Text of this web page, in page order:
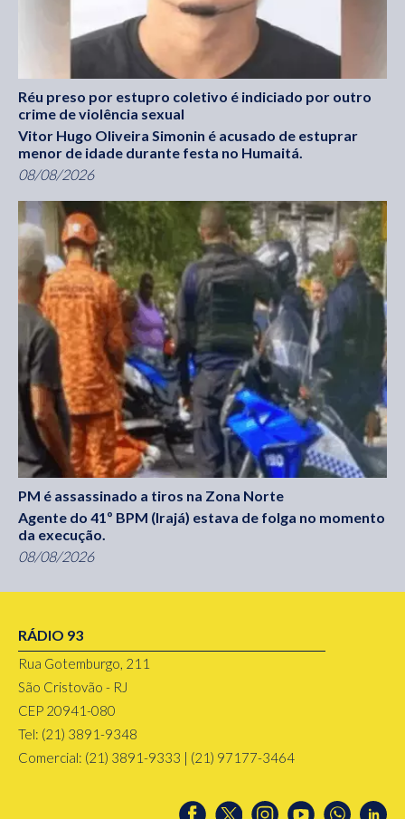
Réu preso por estupro coletivo é indiciado por outro
crime de violência sexual
Vitor Hugo Oliveira Simonin é acusado de estuprar
menor de idade durante festa no Humaitá.
08/08/2026
PM é assassinado a tiros na Zona Norte
Agente do 41º BPM (Irajá) estava de folga no momento
da execução.
08/08/2026
RÁDIO 93
Rua Gotemburgo, 211
São Cristovão - RJ
CEP 20941-080
Tel: (21) 3891-9348
Comercial: (21) 3891-9333 | (21) 97177-3464